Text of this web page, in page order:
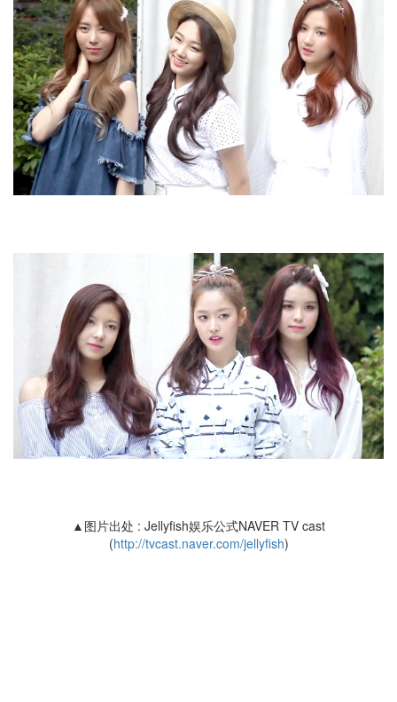
▲图片出处 : Jellyfish娱乐公式NAVER TV cast
(http://tvcast.naver.com/jellyfish)